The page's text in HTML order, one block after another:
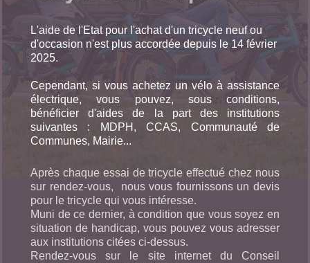
L'aide de l'Etat pour l'achat d'un tricycle neuf ou
d'occasion n'est plus accordée depuis le 14 février
2025.
Cependant, si vous achetez un vélo à assistance
électrique, vous pouvez, sous conditions,
bénéficier d'aides de la part des institutions
suivantes : MDPH, CCAS, Communauté de
Communes, Mairie...
Après chaque essai de tricycle effectué chez nous
sur rendez-vous, nous vous fournissons un devis
pour le tricycle qui vous intéresse.
Muni de ce dernier, à condition que vous soyez en
situation de handicap, vous pouvez vous adresser
aux institutions citées ci-dessus.
Rendez-vous sur le site internet du Conseil